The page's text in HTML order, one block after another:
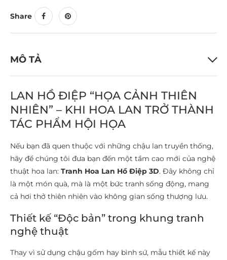
Share
MÔ TẢ
LAN HỒ ĐIỆP “HỌA CẢNH THIÊN
NHIÊN” – KHI HOA LAN TRỞ THÀNH
TÁC PHẨM HỘI HỌA
Nếu bạn đã quen thuộc với những chậu lan truyền thống,
hãy để chúng tôi đưa bạn đến một tầm cao mới của nghệ
thuật hoa lan: Tranh Hoa Lan Hồ Điệp 3D. Đây không chỉ
là một món quà, mà là một bức tranh sống động, mang
cả hơi thở thiên nhiên vào không gian sống thượng lưu.
Thiết kế “Độc bản” trong khung tranh
nghệ thuật
Thay vì sử dụng chậu gốm hay bình sứ, mẫu thiết kế này